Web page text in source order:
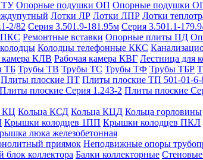
Опорные подушки ОП Опорные подушки
Лотки ЛР Лотки ЛПР Лотки
2/82 Серия 3.501.9-181.95м Серия 3.501.1-
Ремонтные вставки Опорные плиты ПД
Колодцы телефонные ККС
камера КЛВ Рабочая камера КВГ Лестница для
ТБ Трубы ТВ Трубы ТС Трубы ТФ Трубы ТБР
Плиты плоские ПТ Плиты плоские ТП 501-01-6-
Плиты плоские Серия 1.243-2 Плиты плоские
КЦ Кольца КСД Кольца КЦД Кольца горловины
Крышки колодцев 1ПП Крышки колодцев ПКЛ
люка железобетонная
приямок Неподвижные опоры
блок коллектора Балки коллекторные Стеновые